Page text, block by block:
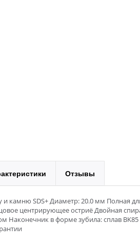
Отзывы
и камню SDS+ Диаметр: 20.0 мм Полная
центрирующее остриё Двойная
Наконечник в форме зубила: сплав BK85